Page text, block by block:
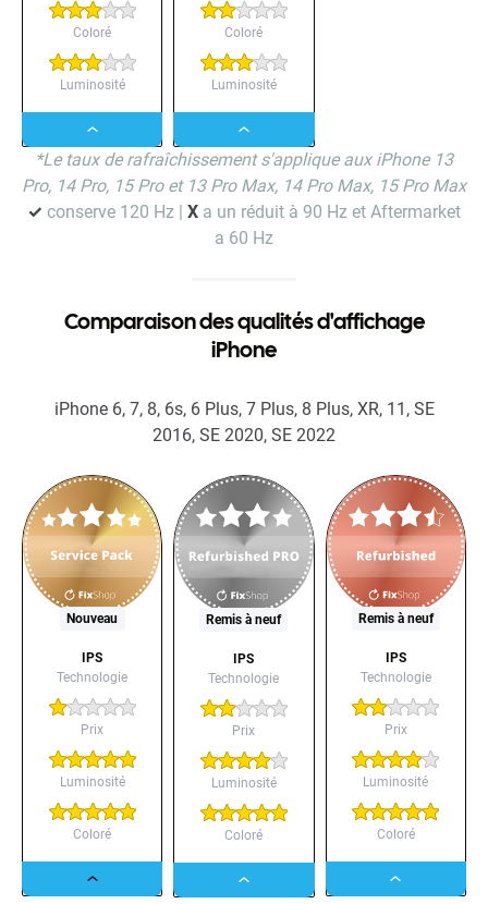
Coloré
Luminosité
Dropdown
button
Coloré
Luminosité
Dropdown
button
*Le taux de rafraîchissement s'applique aux iPhone 13
Pro, 14 Pro, 15 Pro et 13 Pro Max, 14 Pro Max, 15 Pro Max
✓ conserve 120 Hz | X a un réduit à 90 Hz et Aftermarket
a 60 Hz
Comparaison des qualités d'affichage
iPhone
iPhone 6, 7, 8, 6s, 6 Plus, 7 Plus, 8 Plus, XR, 11, SE
2016, SE 2020, SE 2022
Nouveau
IPS
Technologie
Prix
Luminosité
Coloré
Dropdown
Remis à neuf
IPS
Technologie
Prix
Luminosité
Coloré
Dropdown
Remis à neuf
IPS
Technologie
Prix
Luminosité
Coloré
Dropdown